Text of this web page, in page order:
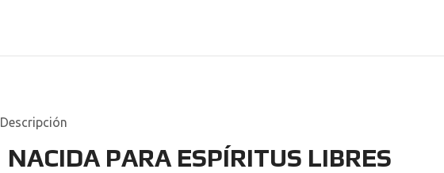
Descripción
NACIDA PARA ESPÍRITUS LIBRES